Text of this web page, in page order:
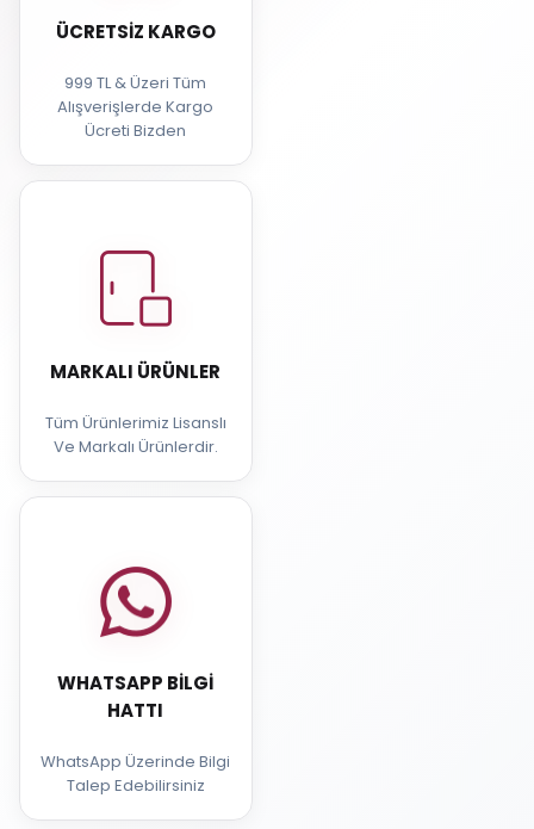
ÜCRETSIZ KARGO
999 TL & Üzeri Tüm
Alışverişlerde Kargo
Ücreti Bizden
MARKALI ÜRÜNLER
Tüm Ürünlerimiz Lisanslı
Ve Markalı Ürünlerdir.
WHATSAPP BILGI
HATTI
WhatsApp Üzerinde Bilgi
Talep Edebilirsiniz